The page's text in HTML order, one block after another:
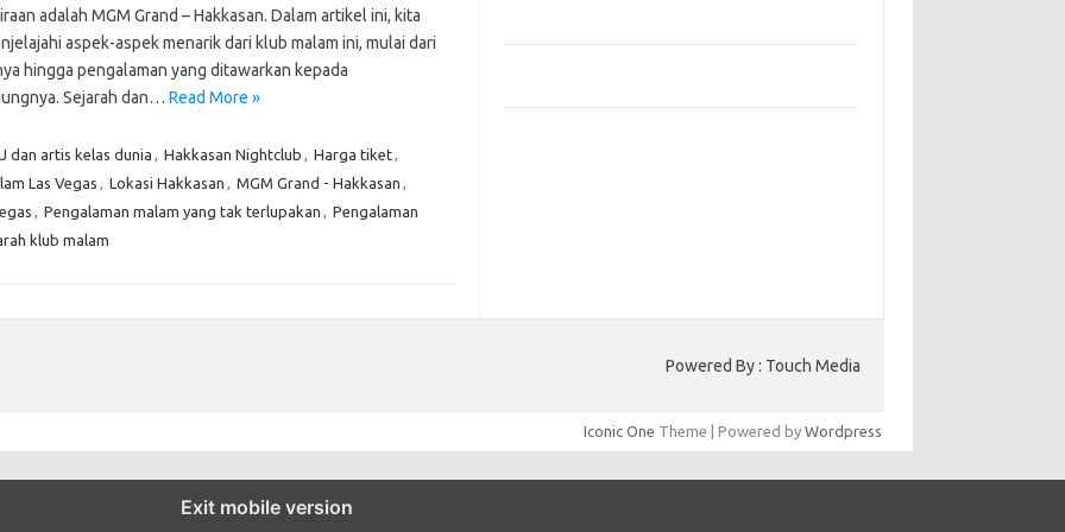
adalah MGM Grand – Hakkasan. Dalam artikel ini, kita
aspek-aspek menarik dari klub malam ini, mulai dari
hingga pengalaman yang ditawarkan kepada
Sejarah dan… Read More »
dan artis kelas dunia , Hakkasan Nightclub , Harga tiket,
Las Vegas , Lokasi Hakkasan , MGM Grand - Hakkasan ,
, Pengalaman malam yang tak terlupakan , Pengalaman
klub malam
Powered By : Touch Media
Iconic One Theme | Powered by Wordpress
Exit mobile version